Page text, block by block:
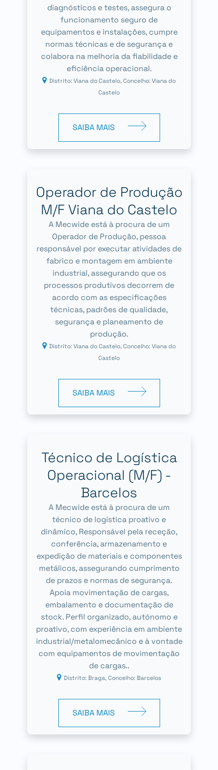
diagnósticos e testes, assegura o
funcionamento seguro de
equipamentos e instalações, cumpre
normas técnicas e de segurança e
colabora na melhoria da fiabilidade e
eficiência operacional.
Distrito: Viana do Castelo, Concelho: Viana do
Castelo
SAIBA MAIS
Operador de Produção
M/F Viana do Castelo
A Mecwide está à procura de um
Operador de Produção, pessoa
responsável por executar atividades de
fabrico e montagem em ambiente
industrial, assegurando que os
processos produtivos decorrem de
acordo com as especificações
técnicas, padrões de qualidade,
segurança e planeamento de
produção.
Distrito: Viana do Castelo, Concelho: Viana do
Castelo
SAIBA MAIS
Técnico de Logística
Operacional (M/F) -
Barcelos
A Mecwide está à procura de um
técnico de logística proativo e
dinâmico, Responsável pela receção,
conferência, armazenamento e
expedição de materiais e componentes
metálicos, assegurando cumprimento
de prazos e normas de segurança.
Apoia movimentação de cargas,
embalamento e documentação de
stock. Perfil organizado, autónomo e
proativo, com experiência em ambiente
industrial/metalomecânico e à vontade
com equipamentos de movimentação
de cargas..
Distrito: Braga, Concelho: Barcelos
SAIBA MAIS